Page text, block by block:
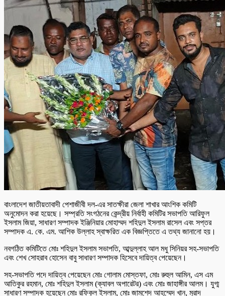
বাংলাদেশ জাতীয়তাবাদী পেশাজীবী দল-এর সাতক্ষীরা জেলা শাখার আংশিক কমিটি
অনুমোদন করা হয়েছে। সম্প্রতি সংগঠনের কেন্দ্রীয় নির্বাহী কমিটির সভাপতি আরিফুল
ইসলাম জিয়া, সাধারণ সম্পাদক ইঞ্জিনিয়ার মোহাম্মদ শহিদুল ইসলাম রাসেল এবং সপ্তর
সম্পাদক এ. কে. এম. আশিক উল্লাহ স্বাক্ষরিত এক বিজ্ঞপ্তিতে এ তথ্য জানানো হয়।
নবগঠিত কমিটিতে মোঃ শহিদুল ইসলাম সভাপতি, আব্দুল্লাহ আল মধু সিনিয়র সহ-সভাপতি
এবং শেখ সোহরাব হোসেন বাবু সাধারণ সম্পাদক হিসেবে দায়িত্ব পেয়েছেন।
সহ-সভাপতি পদে দায়িত্ব পেয়েছেন মোঃ গোলাম মোস্তফা, মোঃ রুহুল আমিন, এস এম
আতিকুর রহমান, মোঃ শহিদুল ইসলাম (ক্যাবল অপারেটর) এবং মোঃ জাহাঙ্গীর আলম। যুগ্ম
সাধারণ সম্পাদক হয়েছেন মোঃ রফিকুল ইসলাম, মোঃ জামশেদ আহম্মেদ খান, মুরাদ